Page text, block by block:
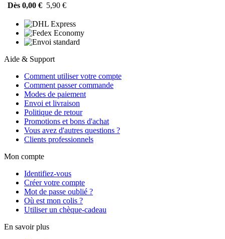
Dès 0,00 € 5,90 €
Aide & Support
Comment utiliser votre compte
Comment passer commande
Modes de paiement
Envoi et livraison
Politique de retour
Promotions et bons d'achat
Vous avez d'autres questions ?
Clients professionnels
Mon compte
Identifiez-vous
Créer votre compte
Mot de passe oublié ?
Où est mon colis ?
Utiliser un chèque-cadeau
En savoir plus